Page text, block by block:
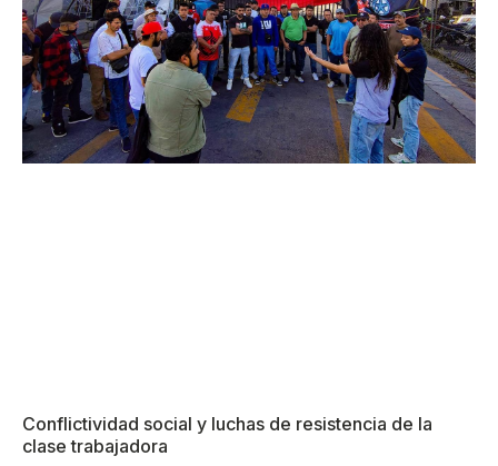
Conflictividad social y luchas de resistencia de la
clase trabajadora